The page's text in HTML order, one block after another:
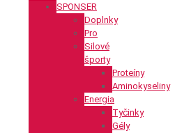
SPONSER
Doplnky
Pro
Silové
športy
Proteíny
Aminokyseliny
Energia
Tyčinky
Gély